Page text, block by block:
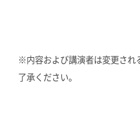
※内容および講演者は変更され
了承ください。